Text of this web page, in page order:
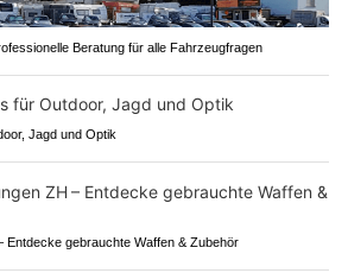
Beratung für alle Fahrzeugfragen
Jagd und Optik
Entdecke gebrauchte Waffen & Zubehör